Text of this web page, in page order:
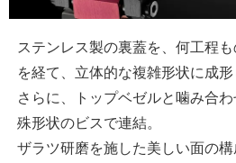
ステンレス製の裏蓋を、何工程
を経て、立体的な複雑形状に成形
さらに、トップベゼルと噛み合
殊形状のビスで連結。
ザラツ研磨を施した美しい面の